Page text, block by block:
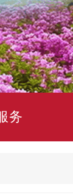
务